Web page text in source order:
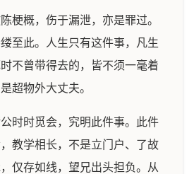
梗概，伤于漏泄，亦是罪过。
至此。人生只有这件事，凡生
不曾带得去的，皆不须一毫着
超物外大丈夫。
时时觅会，究明此件事。此件
教学相长，不是立门户、了故
仅存如线，望兄出头担负。从